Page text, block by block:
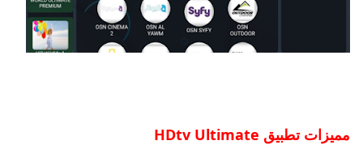
مميزات تطبيق HDtv Ultimate